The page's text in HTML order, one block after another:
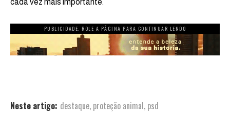
cada vez mais importante.
PUBLICIDADE. ROLE A PÁGINA PARA CONTINUAR LENDO
Neste artigo: destaque, proteção animal, psd